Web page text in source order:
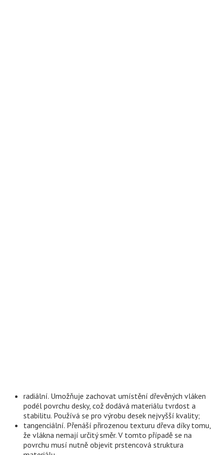
radiální. Umožňuje zachovat umístění dřevěných vláken
podél povrchu desky, což dodává materiálu tvrdost a
stabilitu. Používá se pro výrobu desek nejvyšší kvality;
tangenciální. Přenáší přirozenou texturu dřeva díky tomu,
že vlákna nemají určitý směr. V tomto případě se na
povrchu musí nutně objevit prstencová struktura